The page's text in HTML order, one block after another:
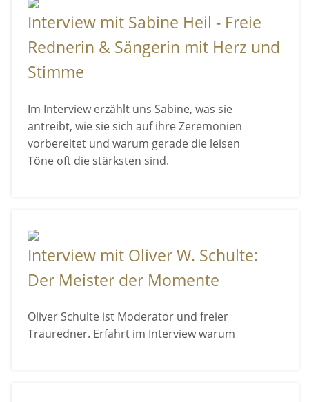
Interview mit Sabine Heil - Freie
Rednerin & Sängerin mit Herz und
Stimme
Im Interview erzählt uns Sabine, was sie
antreibt, wie sie sich auf ihre Zeremonien
vorbereitet und warum gerade die leisen
Töne oft die stärksten sind.
Interview mit Oliver W. Schulte:
Der Meister der Momente
Oliver Schulte ist Moderator und freier
Trauredner. Erfahrt im Interview warum